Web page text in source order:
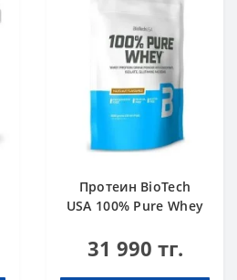
Протеин BioTech
USA 100% Pure Whey
31 990 тг.